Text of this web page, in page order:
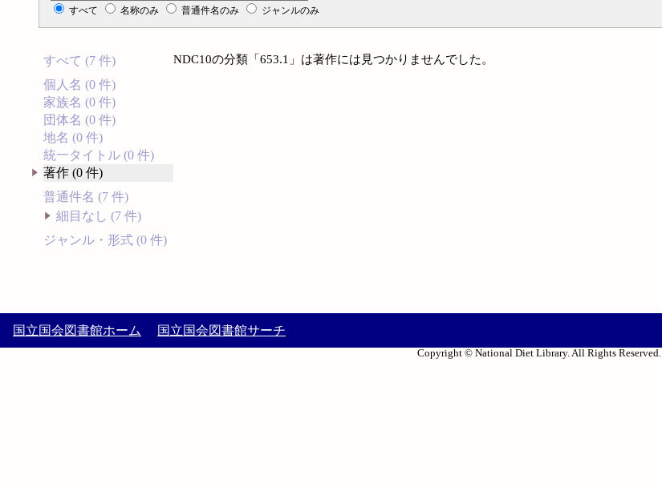
すべて 名称のみ 普通件名のみ ジャンルのみ
すべて (7 件)
個人名 (0 件)
家族名 (0 件)
団体名 (0 件)
地名 (0 件)
統一タイトル (0 件)
著作 (0 件)
普通件名 (7 件)
細目なし (7 件)
ジャンル・形式 (0 件)
NDC10の分類「653.1」は著作には見つかりませんでした。
国立国会図書館ホーム 国立国会図書館サーチ
Copyright © National Diet Library. All Rights Reserved.